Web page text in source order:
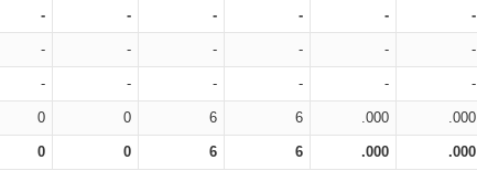
- - - - - -
- - - - - -
- - - - - -
0 0 6 6 .000 .000
0 0 6 6 .000 .000